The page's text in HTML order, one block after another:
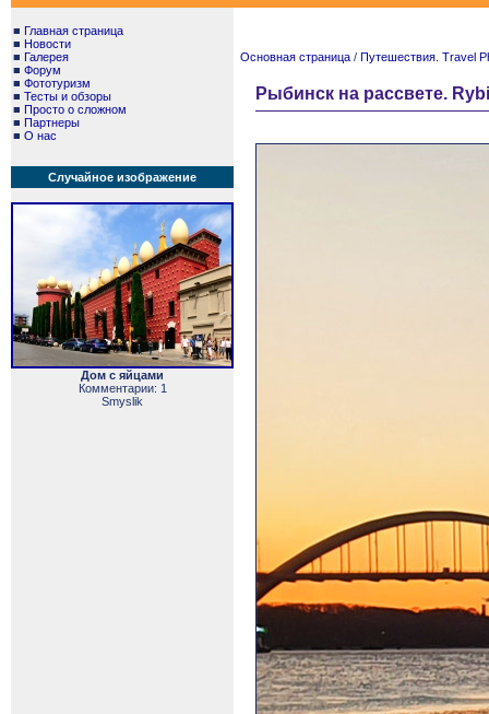
■ Главная страница
■ Новости
■ Галерея
■ Форум
■ Фототуризм
■ Тесты и обзоры
■ Просто о сложном
■ Партнеры
■ О нас
Случайное изображение
Дом с яйцами
Комментарии: 1
Smyslik
Основная страница / Путешествия. Travel
Рыбинск на рассвете.